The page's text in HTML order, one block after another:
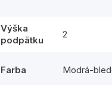
Výška
podpätku
2
Farba Modrá-